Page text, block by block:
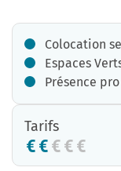
Colocation
Espaces
Présence
Tarifs